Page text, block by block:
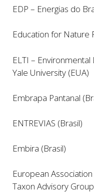
EDP – Energias do
Education for Nature
ELTI –
Yale University (EUA)
Embrapa Pantanal
ENTREVIAS (Brasil)
Embira (Brasil)
European
Taxon Advisory